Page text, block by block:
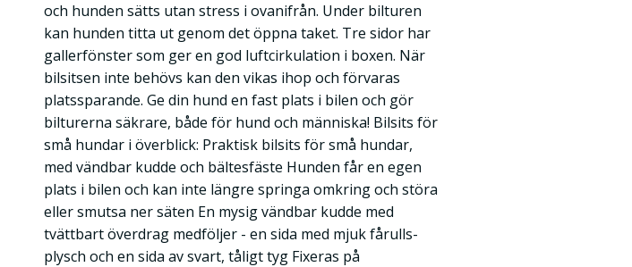
och hunden sätts utan stress i ovanifrån. Under bilturen
kan hunden titta ut genom det öppna taket. Tre sidor har
gallerfönster som ger en god luftcirkulation i boxen. När
bilsitsen inte behövs kan den vikas ihop och förvaras
platssparande. Ge din hund en fast plats i bilen och gör
bilturerna säkrare, både för hund och människa! Bilsits för
små hundar i överblick: Praktisk bilsits för små hundar,
med vändbar kudde och bältesfäste Hunden får en egen
plats i bilen och kan inte längre springa omkring och störa
eller smutsa ner säten En mysig vändbar kudde med
tvättbart överdrag medföljer - en sida med mjuk fårulls-
plysch och en sida av svart, tåligt tyg Fixeras på